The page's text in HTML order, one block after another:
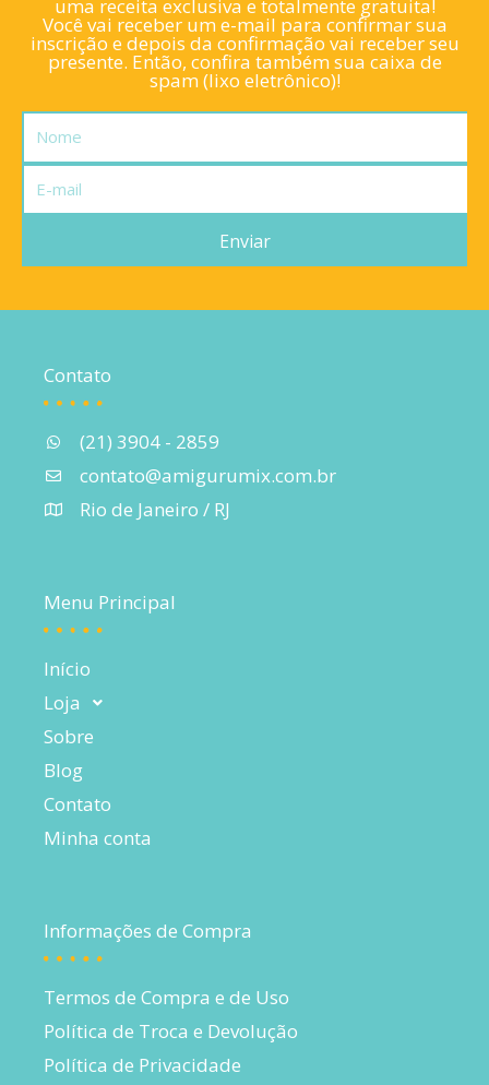
uma receita exclusiva e totalmente gratuita!
Você vai receber um e-mail para confirmar sua
inscrição e depois da confirmação vai receber seu
presente. Então, confira também sua caixa de
spam (lixo eletrônico)!
Nome
mail
Enviar
Contato
(21) 3904 - 2859
contato@amigurumix.com.br
Rio de Janeiro / RJ
Menu Principal
Início
Loja
Sobre
Blog
Contato
Minha conta
Informações de Compra
Termos de Compra e de Uso
Política de Troca e Devolução
Política de Privacidade